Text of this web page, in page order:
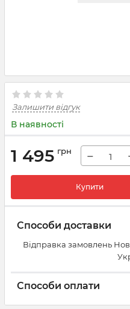
Залишити відгук
В наявності
1 495 грн −
Купити
Способи доставки
Відправка замовлень
Способи оплати